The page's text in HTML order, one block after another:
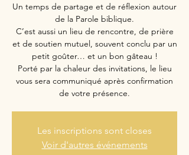
Un temps de partage et de réflexion autour
de la Parole biblique.
C’est aussi un lieu de rencontre, de prière
et de soutien mutuel, souvent conclu par un
petit goûter… et un bon gâteau !
Porté par la chaleur des invitations, le lieu
vous sera communiqué après confirmation
de votre présence.
Les inscriptions sont closes
Voir d'autres événements